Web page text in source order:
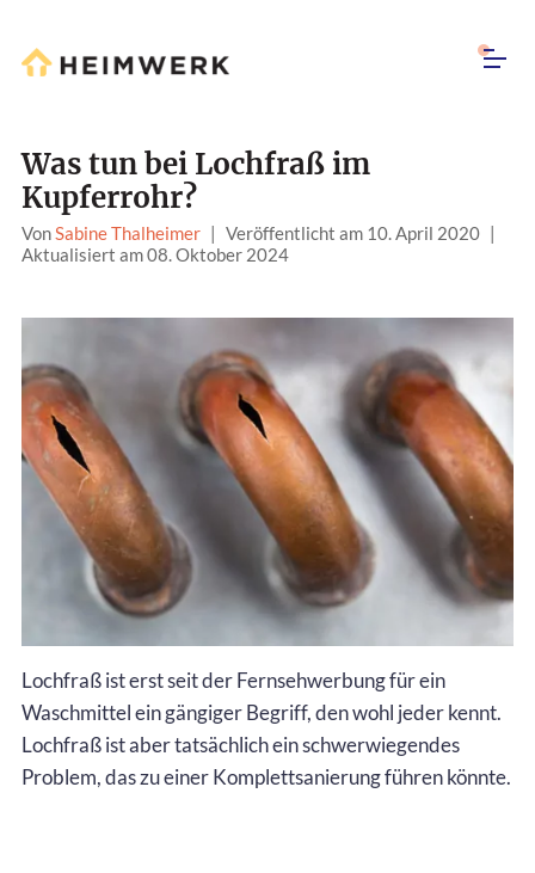
Was tun bei Lochfraß im
Kupferrohr?
VonSabine Thalheimer | Veröffentlicht am 10. April 2020 |
Aktualisiert am 08. Oktober 2024
Lochfraß ist erst seit der Fernsehwerbung für ein
Waschmittel ein gängiger Begriff, den wohl jeder kennt.
Lochfraß ist aber tatsächlich ein schwerwiegendes
Problem, das zu einer Komplettsanierung führen könnte.